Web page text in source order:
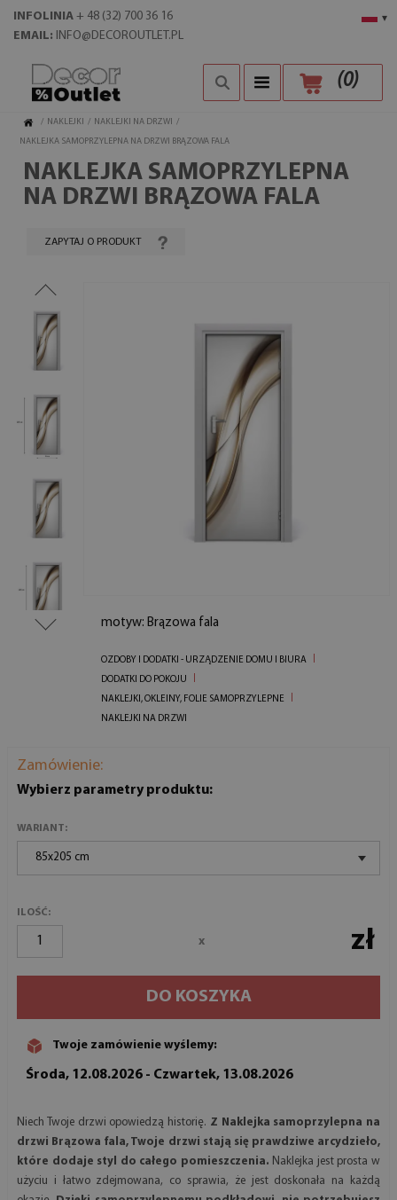
▾
INFOLINIA + 48 (32) 700 36 16
EMAIL: INFO@DECOROUTLET.PL
(0)
/ NAKLEJKI / NAKLEJKI NA DRZWI
/
NAKLEJKA SAMOPRZYLEPNA NA DRZWI BRĄZOWA FALA
NAKLEJKA SAMOPRZYLEPNA
NA DRZWI BRĄZOWA FALA
ZAPYTAJ O PRODUKT
motyw: Brązowa fala
OZDOBY I DODATKI - URZĄDZENIE DOMU I BIURA
DODATKI DO POKOJU
NAKLEJKI, OKLEINY, FOLIE SAMOPRZYLEPNE
NAKLEJKI NA DRZWI
Zamówienie:
Wybierz parametry produktu:
WARIANT:
85x205 cm
ILOŚĆ:
x zł
DO KOSZYKA
Twoje zamówienie wyślemy:
Środa, 12.08.2026 - Czwartek, 13.08.2026
Niech Twoje drzwi opowiedzą historię. Z Naklejka samoprzylepna na
drzwi Brązowa fala, Twoje drzwi stają się prawdziwe arcydzieło,
które dodaje styl do całego pomieszczenia. Naklejka jest prosta w
użyciu i łatwo zdejmowana, co sprawia, że jest doskonała na każdą